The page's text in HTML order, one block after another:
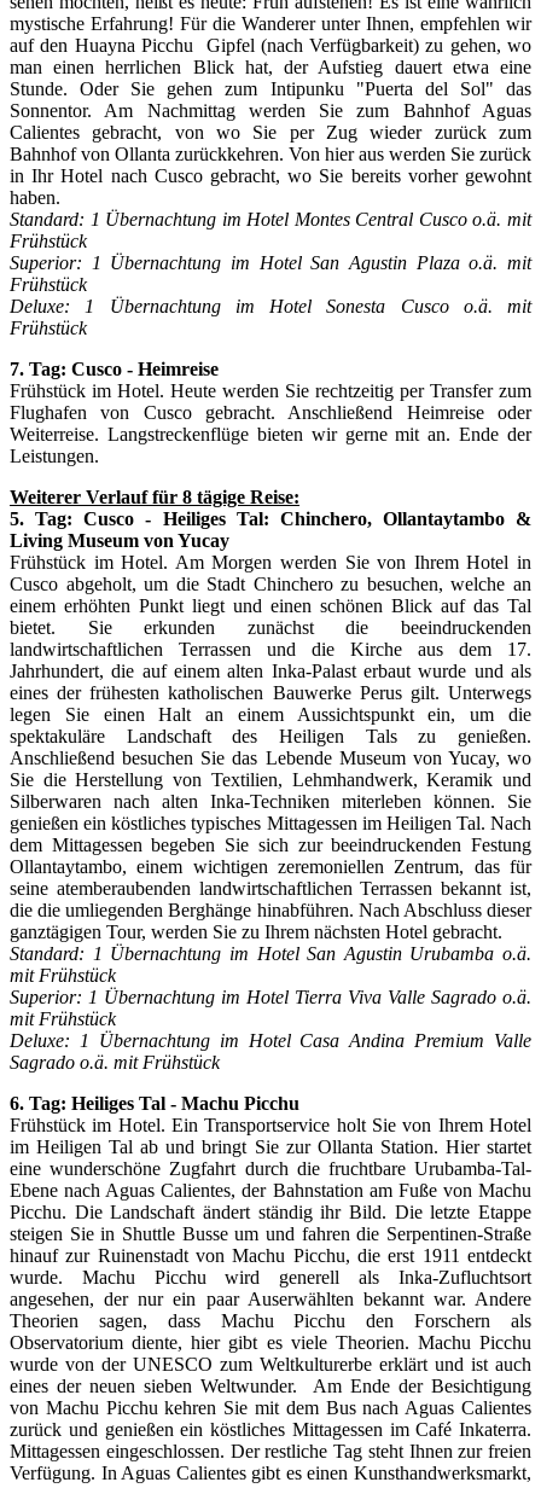
mystische Erfahrung! Für die Wanderer unter Ihnen, empfehlen wir
auf den Huayna Picchu Gipfel (nach Verfügbarkeit) zu gehen, wo
man einen herrlichen Blick hat, der Aufstieg dauert etwa eine
Stunde. Oder Sie gehen zum Intipunku "Puerta del Sol" das
Sonnentor. Am Nachmittag werden Sie zum Bahnhof Aguas
Calientes gebracht, von wo Sie per Zug wieder zurück zum
Bahnhof von Ollanta zurückkehren. Von hier aus werden Sie zurück
in Ihr Hotel nach Cusco gebracht, wo Sie bereits vorher gewohnt
haben.
Standard: 1 Übernachtung im Hotel Montes Central Cusco o.ä. mit
Frühstück
Superior: 1 Übernachtung im Hotel San Agustin Plaza o.ä. mit
Frühstück
Deluxe: 1 Übernachtung im Hotel Sonesta Cusco o.ä. mit
Frühstück
7. Tag: Cusco - Heimreise
Frühstück im Hotel. Heute werden Sie rechtzeitig per Transfer zum
Flughafen von Cusco gebracht. Anschließend Heimreise oder
Weiterreise. Langstreckenflüge bieten wir gerne mit an. Ende der
Leistungen.
Weiterer Verlauf für 8 tägige Reise:
5. Tag: Cusco - Heiliges Tal: Chinchero, Ollantaytambo &
Living Museum von Yucay
Frühstück im Hotel. Am Morgen werden Sie von Ihrem Hotel in
Cusco abgeholt, um die Stadt Chinchero zu besuchen, welche an
einem erhöhten Punkt liegt und einen schönen Blick auf das Tal
bietet. Sie erkunden zunächst die beeindruckenden
landwirtschaftlichen Terrassen und die Kirche aus dem 17.
Jahrhundert, die auf einem alten Inka-Palast erbaut wurde und als
eines der frühesten katholischen Bauwerke Perus gilt. Unterwegs
legen Sie einen Halt an einem Aussichtspunkt ein, um die
spektakuläre Landschaft des Heiligen Tals zu genießen.
Anschließend besuchen Sie das Lebende Museum von Yucay, wo
Sie die Herstellung von Textilien, Lehmhandwerk, Keramik und
Silberwaren nach alten Inka-Techniken miterleben können. Sie
genießen ein köstliches typisches Mittagessen im Heiligen Tal. Nach
dem Mittagessen begeben Sie sich zur beeindruckenden Festung
Ollantaytambo, einem wichtigen zeremoniellen Zentrum, das für
seine atemberaubenden landwirtschaftlichen Terrassen bekannt ist,
die die umliegenden Berghänge hinabführen. Nach Abschluss dieser
ganztägigen Tour, werden Sie zu Ihrem nächsten Hotel gebracht.
Standard: 1 Übernachtung im Hotel San Agustin Urubamba o.ä.
mit Frühstück
Superior: 1 Übernachtung im Hotel Tierra Viva Valle Sagrado o.ä.
mit Frühstück
Deluxe: 1 Übernachtung im Hotel Casa Andina Premium Valle
Sagrado o.ä. mit Frühstück
6. Tag: Heiliges Tal - Machu Picchu
Frühstück im Hotel. Ein Transportservice holt Sie von Ihrem Hotel
im Heiligen Tal ab und bringt Sie zur Ollanta Station. Hier startet
eine wunderschöne Zugfahrt durch die fruchtbare Urubamba-Tal-
Ebene nach Aguas Calientes, der Bahnstation am Fuße von Machu
Picchu. Die Landschaft ändert ständig ihr Bild. Die letzte Etappe
steigen Sie in Shuttle Busse um und fahren die Serpentinen-Straße
hinauf zur Ruinenstadt von Machu Picchu, die erst 1911 entdeckt
wurde. Machu Picchu wird generell als Inka-Zufluchtsort
angesehen, der nur ein paar Auserwählten bekannt war. Andere
Theorien sagen, dass Machu Picchu den Forschern als
Observatorium diente, hier gibt es viele Theorien. Machu Picchu
wurde von der UNESCO zum Weltkulturerbe erklärt und ist auch
eines der neuen sieben Weltwunder. Am Ende der Besichtigung
von Machu Picchu kehren Sie mit dem Bus nach Aguas Calientes
zurück und genießen ein köstliches Mittagessen im Café Inkaterra.
Mittagessen eingeschlossen. Der restliche Tag steht Ihnen zur freien
Verfügung. In Aguas Calientes gibt es einen Kunsthandwerksmarkt,